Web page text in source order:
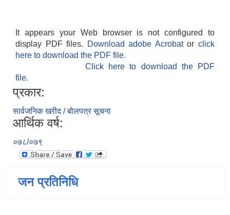
It appears your Web browser is not configured to
display PDF files.
Download adobe Acrobatorclick
here to download the PDF file.
Click here to download the PDF
file.
प्रकार:
सार्वजनिक खरीद / बोलपत्र सूचना
आर्थिक वर्ष:
०७८/०७९
जन प्रतिनिधि